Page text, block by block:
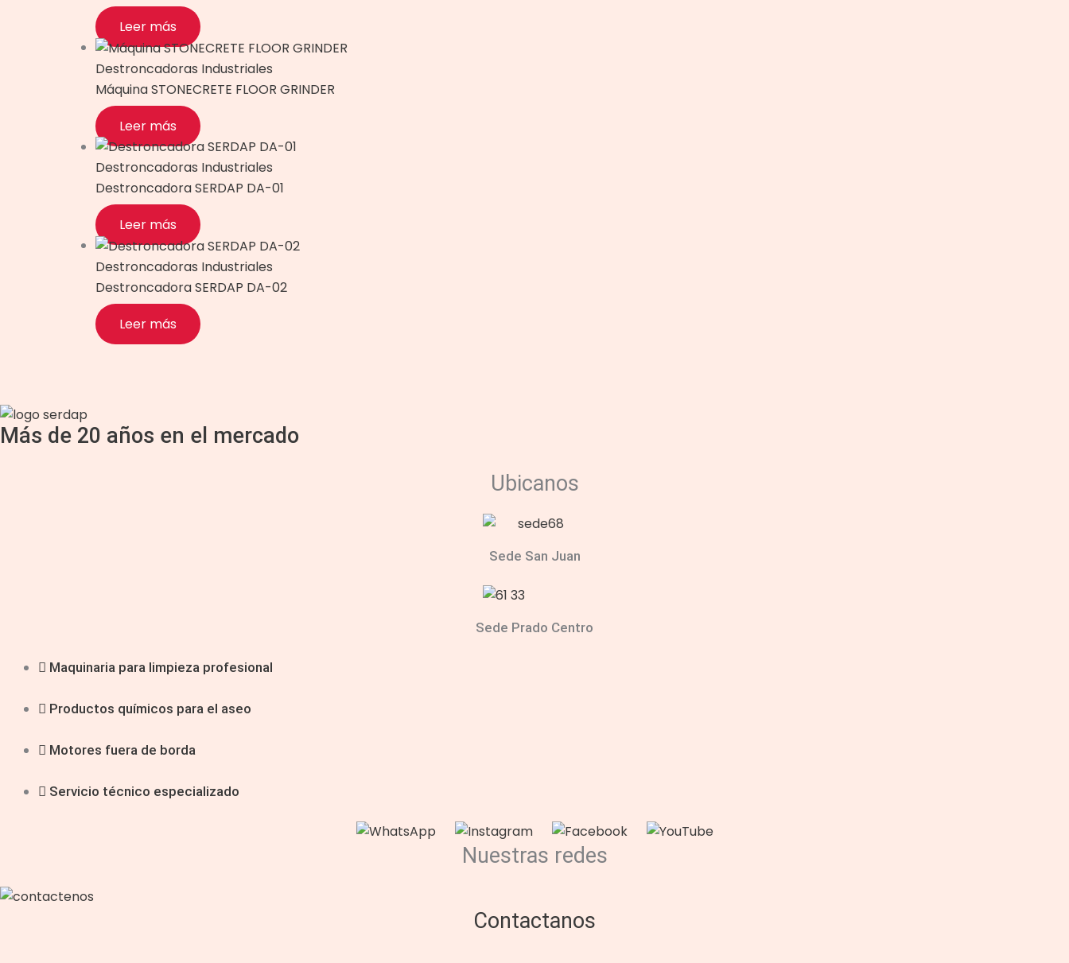
Leer más
Destroncadoras Industriales
Máquina STONECRETE FLOOR GRINDER
Leer más
Destroncadoras Industriales
Destroncadora SERDAP DA-01
Leer más
Destroncadoras Industriales
Destroncadora SERDAP DA-02
Leer más
Más de 20 años en el mercado
Ubicanos
Sede San Juan
Sede Prado Centro
Maquinaria para limpieza profesional
Productos químicos para el aseo
Motores fuera de borda
Servicio técnico especializado
Nuestras redes
Contactanos